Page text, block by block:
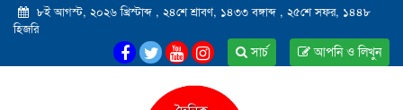
৮ই আগস্ট, ২০২৬ খ্রিস্টাব্দ , ২৪শে শ্রাবণ, ১৪৩৩ বঙ্গাব্দ , ২৫শে সফর, ১৪৪৮
হিজরি
আপনি ও লিখুন
সার্চ